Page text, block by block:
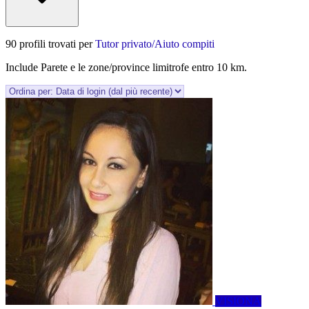
90 profili trovati perTutor privato/Aiuto compiti
Include Parete e le zone/province limitrofe entro 10 km.
VISIONA